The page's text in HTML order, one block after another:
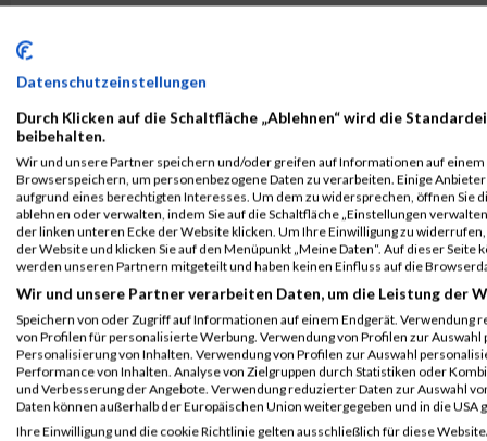
RELEVANTE ARTIKEL
TRIATHLON
Linz-Triathlon im
kommenden Jahr
am letzten Mai-
Wochenende
TRIATHLON
Absage Linztriathlon
TRIATHLON TRAINING
Datenschutzeinstellungen
Durch Klicken auf die Schaltfläche „Ablehnen“ wird die
beibehalten.
Wir und unsere Partner speichern und/oder greifen auf Informationen auf einem
Browserspeichern, um personenbezogene Daten zu verarbeiten. Einige
aufgrund eines berechtigten Interesses. Um dem zu widersprechen, öffnen Sie
ablehnen oder verwalten, indem Sie auf die Schaltfläche „Einstellungen
der linken unteren Ecke der Website klicken. Um Ihre Einwilligung zu
der Website und klicken Sie auf den Menüpunkt „Meine Daten“. Auf dieser
werden unseren Partnern mitgeteilt und haben keinen Einfluss auf die
Wir und unsere Partner verarbeiten Daten, um die Leistung der
Speichern von oder Zugriff auf Informationen auf einem Endgerät. Verwendung
von Profilen für personalisierte Werbung. Verwendung von Profilen zur
Personalisierung von Inhalten. Verwendung von Profilen zur Auswahl
Performance von Inhalten. Analyse von Zielgruppen durch Statistiken oder
und Verbesserung der Angebote. Verwendung reduzierter Daten zur Auswahl
Daten können außerhalb der Europäischen Union weitergegeben und in die USA
Ihre Einwilligung und die cookie Richtlinie gelten ausschließlich für diese